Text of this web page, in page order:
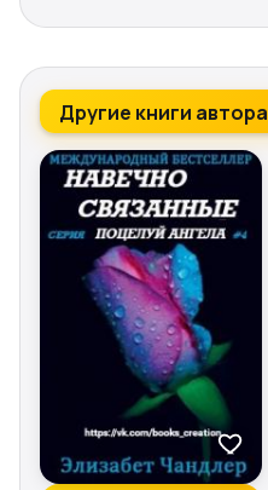
Другие книги автора